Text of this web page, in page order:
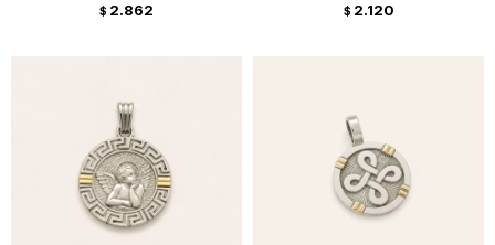
$ 2.862 $ 2.120